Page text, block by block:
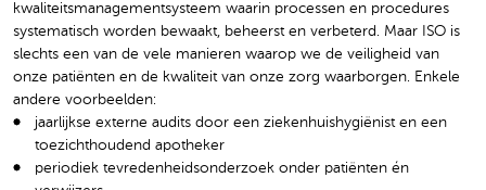
kwaliteitsmanagementsysteem waarin processen en procedures
systematisch worden bewaakt, beheerst en verbeterd. Maar ISO is
slechts een van de vele manieren waarop we de veiligheid van
onze patiënten en de kwaliteit van onze zorg waarborgen. Enkele
andere voorbeelden:
jaarlijkse externe audits door een ziekenhuishygiënist en een
toezichthoudend apotheker
periodiek tevredenheidsonderzoek onder patiënten én